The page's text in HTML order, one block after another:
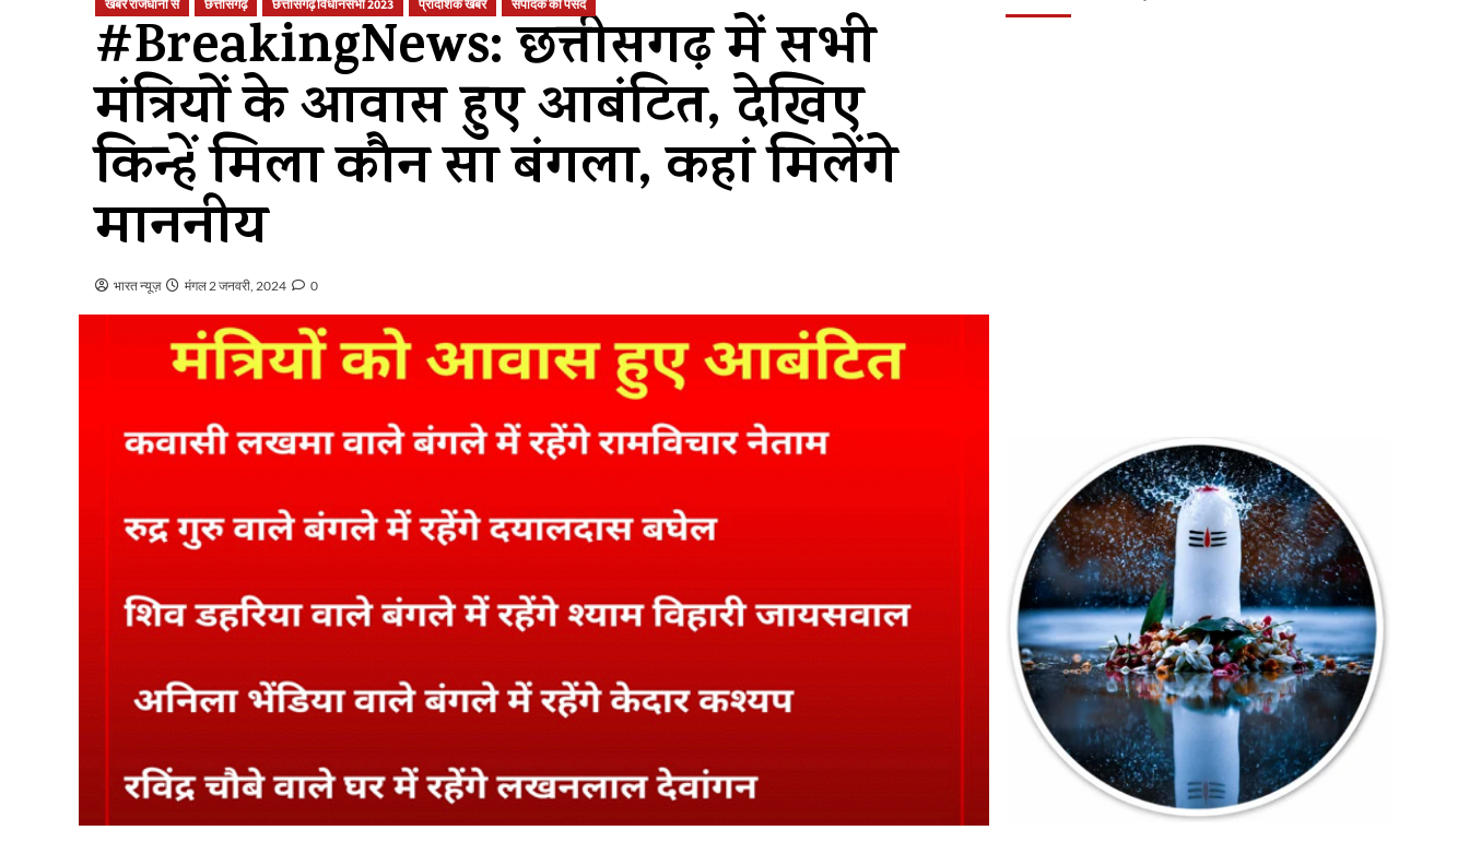
खबरें राजधानी से छत्तीसगढ़ छत्तीसगढ़ विधानसभा 2023 प्रादेशिक खबर संपादक की पसंद
#BreakingNews: छत्तीसगढ़ में सभी
मंत्रियों के आवास हुए आबंटित, देखिए
किन्हें मिला कौन सा बंगला, कहां मिलेंगे
माननीय
भारत न्यूज़ मंगल 2 जनवरी, 2024 0